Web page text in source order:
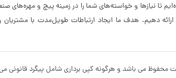
تا نیازها و خواسته‌های شما را در زمینه پیچ و مهره‌های
دهیم. هدف ما ایجاد ارتباطات طویل‌مدت با مشتریان و
محفوظ می باشد و هرگونه کپی برداری شامل پیگرد قانونی